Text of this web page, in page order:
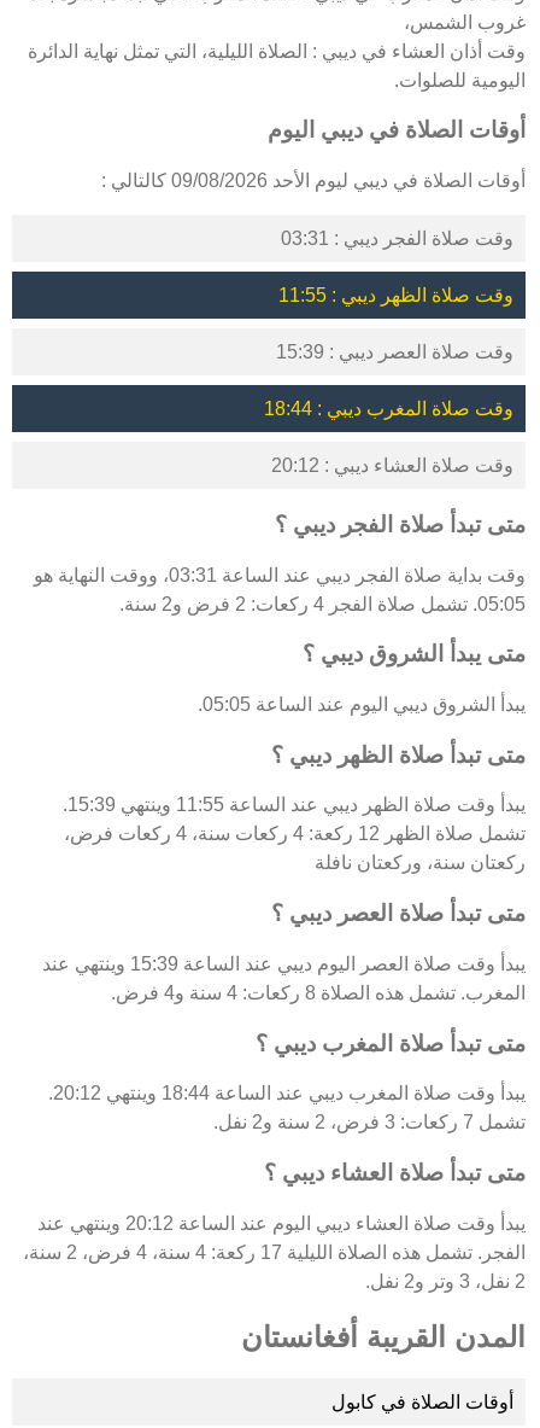
غروب الشمس،
وقت أذان العشاء في ديبي : الصلاة الليلية، التي تمثل نهاية الدائرة
اليومية للصلوات.
أوقات الصلاة في ديبي اليوم
أوقات الصلاة في ديبي ليوم الأحد 09/08/2026 كالتالي :
وقت صلاة الفجر ديبي : 03:31
وقت صلاة الظهر ديبي : 11:55
وقت صلاة العصر ديبي : 15:39
وقت صلاة المغرب ديبي : 18:44
وقت صلاة العشاء ديبي : 20:12
متى تبدأ صلاة الفجر ديبي ؟
وقت بداية صلاة الفجر ديبي عند الساعة 03:31، ووقت النهاية هو
05:05. تشمل صلاة الفجر 4 ركعات: 2 فرض و2 سنة.
متى يبدأ الشروق ديبي ؟
يبدأ الشروق ديبي اليوم عند الساعة 05:05.
متى تبدأ صلاة الظهر ديبي ؟
يبدأ وقت صلاة الظهر ديبي عند الساعة 11:55 وينتهي 15:39.
تشمل صلاة الظهر 12 ركعة: 4 ركعات سنة، 4 ركعات فرض،
ركعتان سنة، وركعتان نافلة
متى تبدأ صلاة العصر ديبي ؟
يبدأ وقت صلاة العصر اليوم ديبي عند الساعة 15:39 وينتهي عند
المغرب. تشمل هذه الصلاة 8 ركعات: 4 سنة و4 فرض.
متى تبدأ صلاة المغرب ديبي ؟
يبدأ وقت صلاة المغرب ديبي عند الساعة 18:44 وينتهي 20:12.
تشمل 7 ركعات: 3 فرض، 2 سنة و2 نفل.
متى تبدأ صلاة العشاء ديبي ؟
يبدأ وقت صلاة العشاء ديبي اليوم عند الساعة 20:12 وينتهي عند
الفجر. تشمل هذه الصلاة الليلية 17 ركعة: 4 سنة، 4 فرض، 2 سنة،
2 نفل، 3 وتر و2 نفل.
المدن القريبة أفغانستان
أوقات الصلاة في كابول